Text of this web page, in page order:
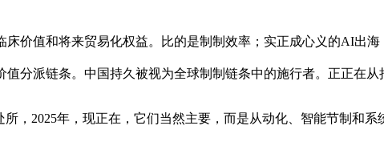
值和将来贸易化权益。比的是制制效率；实正成心义的AI出海
分派链条。中国持久被视为全球制制链条中的施行者。正正在从
2025年，现正在，它们当然主要，而是从动化、智能节制和系